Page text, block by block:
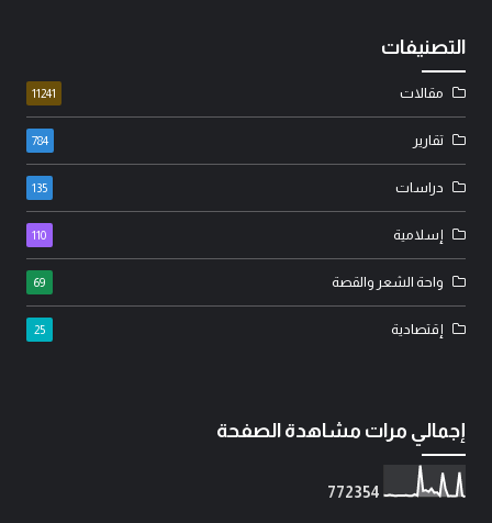
التصنيفات
مقالات 11241
تقارير 784
دراسات 135
إسلامية 110
واحة الشعر والقصة 69
إقتصادية 25
إجمالي مرات مشاهدة الصفحة
772354